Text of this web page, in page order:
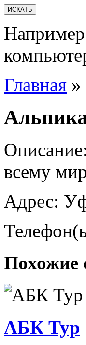
Главная »
всему
Адрес:
Похожие
АБК Тур